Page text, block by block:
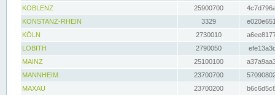
KOBLENZ
25900700
KONSTANZ-RHEIN
3329
KÖLN
2730010
LOBITH
2790050
MAINZ
25100100
MANNHEIM
23700700
MAXAU
23700200